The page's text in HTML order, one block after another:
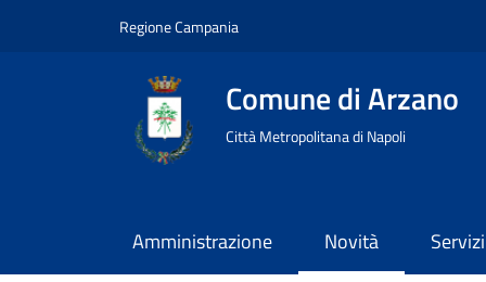
Regione Campania
Comune di Arzano
Città Metropolitana di Napoli
Amministrazione Novità Servizi